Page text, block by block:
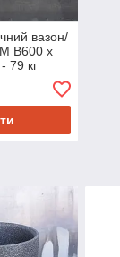
вазон/
В600 x
79 кг